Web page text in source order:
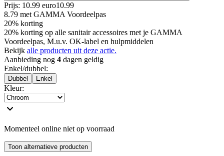
Prijs: 10.99 euro10.99
8.79 met GAMMA Voordeelpas
20% korting
20% korting op alle sanitair accessoires met je GAMMA
Voordeelpas, M.u.v. OK-label en hulpmiddelen
Bekijk alle producten uit deze actie.
Aanbieding nog 4 dagen geldig
Enkel/dubbel:
Dubbel Enkel
Kleur:
Momenteel online niet op voorraad
Toon alternatieve producten